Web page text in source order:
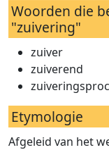
Woorden die
"zuivering"
zuiver
zuiverend
Etymologie
Afgeleid van het